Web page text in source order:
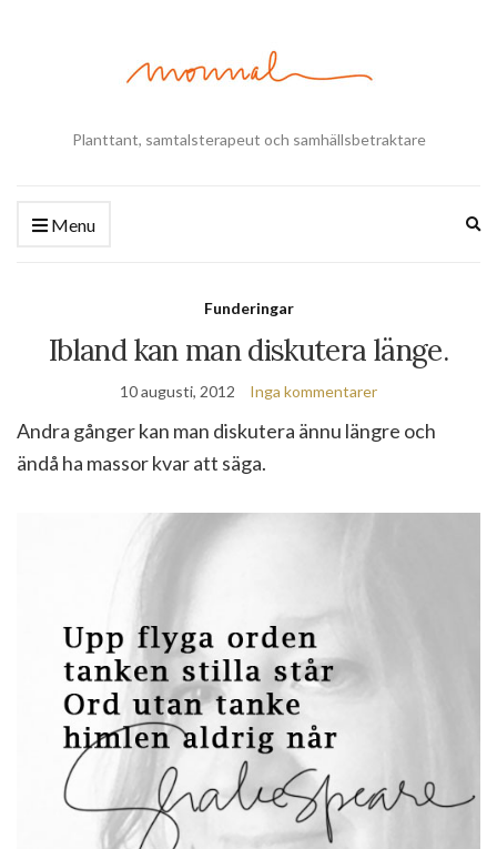
Planttant, samtalsterapeut och samhällsbetraktare
Menu
Funderingar
Ibland kan man diskutera länge.
10 augusti, 2012 Inga kommentarer
Andra gånger kan man diskutera ännu längre och
ändå ha massor kvar att säga.